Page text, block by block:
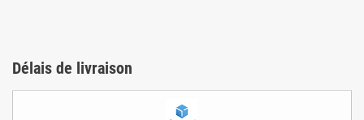
Délais de livraison